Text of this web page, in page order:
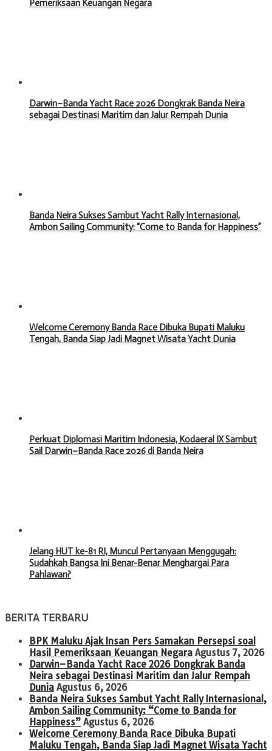
Pemeriksaan Keuangan Negara
Darwin–Banda Yacht Race 2026 Dongkrak Banda Neira
sebagai Destinasi Maritim dan Jalur Rempah Dunia
Banda Neira Sukses Sambut Yacht Rally Internasional,
Ambon Sailing Community: “Come to Banda for Happiness”
Welcome Ceremony Banda Race Dibuka Bupati Maluku
Tengah, Banda Siap Jadi Magnet Wisata Yacht Dunia
Perkuat Diplomasi Maritim Indonesia, Kodaeral IX Sambut
Sail Darwin–Banda Race 2026 di Banda Neira
Jelang HUT ke-81 RI, Muncul Pertanyaan Menggugah:
Sudahkah Bangsa Ini Benar-Benar Menghargai Para
Pahlawan?
BERITA TERBARU
BPK Maluku Ajak Insan Pers Samakan Persepsi soal
Hasil Pemeriksaan Keuangan Negara Agustus 7, 2026
Darwin–Banda Yacht Race 2026 Dongkrak Banda
Neira sebagai Destinasi Maritim dan Jalur Rempah
Dunia Agustus 6, 2026
Banda Neira Sukses Sambut Yacht Rally Internasional,
Ambon Sailing Community: “Come to Banda for
Happiness” Agustus 6, 2026
Welcome Ceremony Banda Race Dibuka Bupati
Maluku Tengah, Banda Siap Jadi Magnet Wisata Yacht